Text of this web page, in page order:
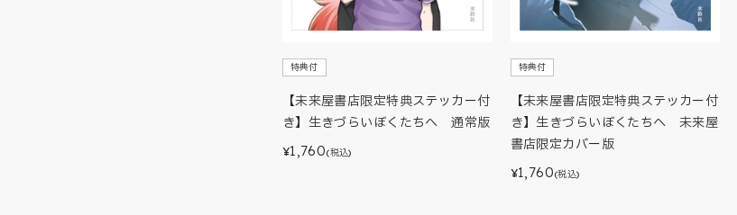
特典付
【未来屋書店限定特典ステッカー付
き】生きづらいぼくたちへ 通常版
¥1,760(税込)
特典付
【未来屋書店限定特典ステッカー付
き】生きづらいぼくたちへ 未来屋
書店限定カバー版
¥1,760(税込)